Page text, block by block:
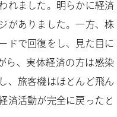
れました。明らかに経済
がありました。一方、株
ドで回復をし、見た目に
ら、実体経済の方は感染
、旅客機はほとんど飛ん
済活動が完全に戻ったと